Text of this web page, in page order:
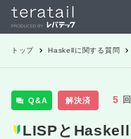
トップ Haskellに関する質問
Q&A 解決済 5
LISPと